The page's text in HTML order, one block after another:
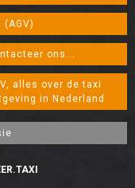
ons...
alles over de taxi
in Nederland